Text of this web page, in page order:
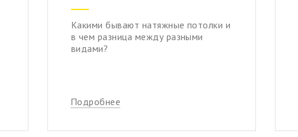
Какими бывают натяжные потолки и
в чем разница между разными
видами?
Подробнее